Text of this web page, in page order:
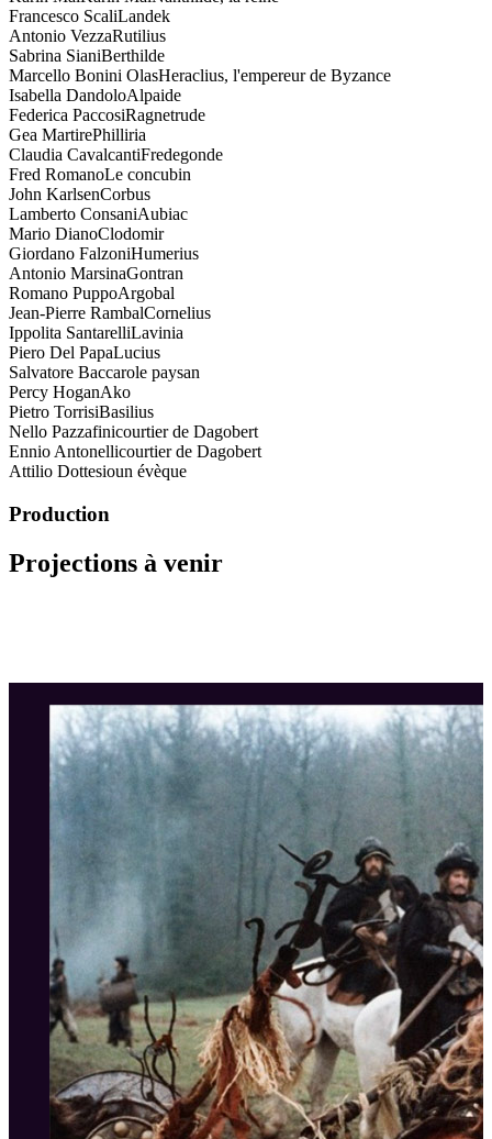
Francesco ScaliLandek
Antonio VezzaRutilius
Sabrina SianiBerthilde
Marcello Bonini OlasHeraclius, l'empereur de Byzance
Isabella DandoloAlpaide
Federica PaccosiRagnetrude
Gea MartirePhilliria
Claudia CavalcantiFredegonde
Fred RomanoLe concubin
John KarlsenCorbus
Lamberto ConsaniAubiac
Mario DianoClodomir
Giordano FalzoniHumerius
Antonio MarsinaGontran
Romano PuppoArgobal
Jean-Pierre RambalCornelius
Ippolita SantarelliLavinia
Piero Del PapaLucius
Salvatore Baccarole paysan
Percy HoganAko
Pietro TorrisiBasilius
Nello Pazzafinicourtier de Dagobert
Ennio Antonellicourtier de Dagobert
Attilio Dottesioun évèque
Production
Projections à venir